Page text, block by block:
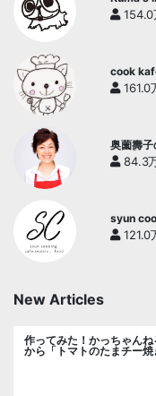
154.0
cook
161.0
奥薗壽
ネル】
84.3
syun
121.0
New Articles
作ってみた！かっちゃん
から「トマトのたまチー